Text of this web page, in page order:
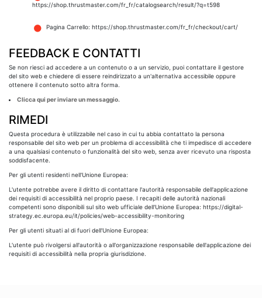
https://shop.thrustmaster.com/fr_fr/catalogsearch/result/?q=t598
Pagina Carrello: https://shop.thrustmaster.com/fr_fr/checkout/cart/
FEEDBACK E CONTATTI
Se non riesci ad accedere a un contenuto o a un servizio, puoi contattare il gestore
del sito web e chiedere di essere reindirizzato a un'alternativa accessibile oppure
ottenere il contenuto sotto altra forma.
Clicca qui per inviare un messaggio.
RIMEDI
Questa procedura è utilizzabile nel caso in cui tu abbia contattato la persona
responsabile del sito web per un problema di accessibilità che ti impedisce di accedere
a una qualsiasi contenuto o funzionalità del sito web, senza aver ricevuto una risposta
soddisfacente.
Per gli utenti residenti nell'Unione Europea:
L'utente potrebbe avere il diritto di contattare l'autorità responsabile dell'applicazione
dei requisiti di accessibilità nel proprio paese. I recapiti delle autorità nazionali
competenti sono disponibili sul sito web ufficiale dell'Unione Europea: https://digital-
strategy.ec.europa.eu/it/policies/web-accessibility-monitoring
Per gli utenti situati al di fuori dell'Unione Europea:
L'utente può rivolgersi all'autorità o all'organizzazione responsabile dell'applicazione dei
requisiti di accessibilità nella propria giurisdizione.